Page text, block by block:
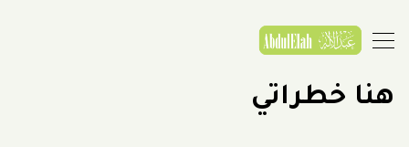
هنا خطراتي